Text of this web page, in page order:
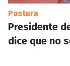
Postura
Presidente
dice que no